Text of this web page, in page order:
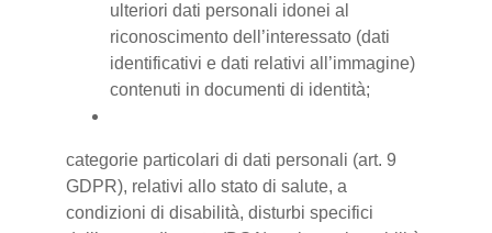
ulteriori dati personali idonei al
riconoscimento dell’interessato (dati
identificativi e dati relativi all’immagine)
contenuti in documenti di identità;
categorie particolari di dati personali (art. 9
GDPR), relativi allo stato di salute, a
condizioni di disabilità, disturbi specifici